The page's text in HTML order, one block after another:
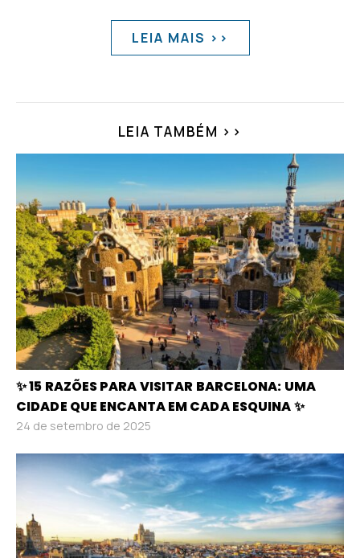
LEIA MAIS >>
LEIA TAMBÉM >>
✨ 15 RAZÕES PARA VISITAR BARCELONA: UMA
CIDADE QUE ENCANTA EM CADA ESQUINA ✨
24 de setembro de 2025